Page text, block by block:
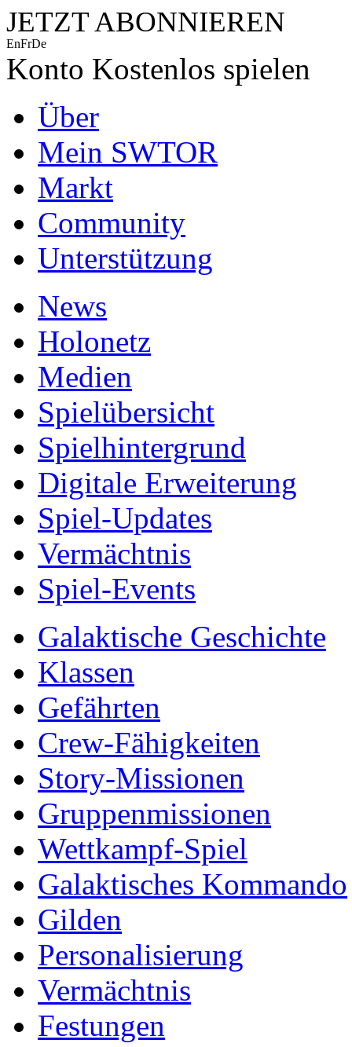
JETZT ABONNIEREN
EnFrDe
Konto Kostenlos spielen
Über
Mein SWTOR
Markt
Community
Unterstützung
News
Holonetz
Medien
Spielübersicht
Spielhintergrund
Digitale Erweiterung
Spiel-Updates
Vermächtnis
Spiel-Events
Galaktische Geschichte
Klassen
Gefährten
Crew-Fähigkeiten
Story-Missionen
Gruppenmissionen
Wettkampf-Spiel
Galaktisches Kommando
Gilden
Personalisierung
Vermächtnis
Festungen